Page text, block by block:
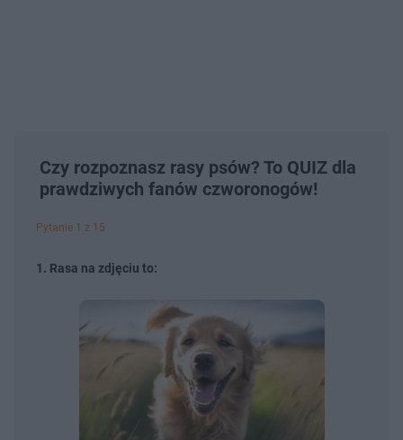
Czy rozpoznasz rasy psów? To QUIZ dla
prawdziwych fanów czworonogów!
Pytanie 1 z 15
1. Rasa na zdjęciu to: